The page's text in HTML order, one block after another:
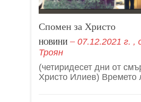
Спомен за Христо
НОВИНИ 07.12.2021 г. ,
Троян
(четиридесет дни от
Христо Илиев) Времето